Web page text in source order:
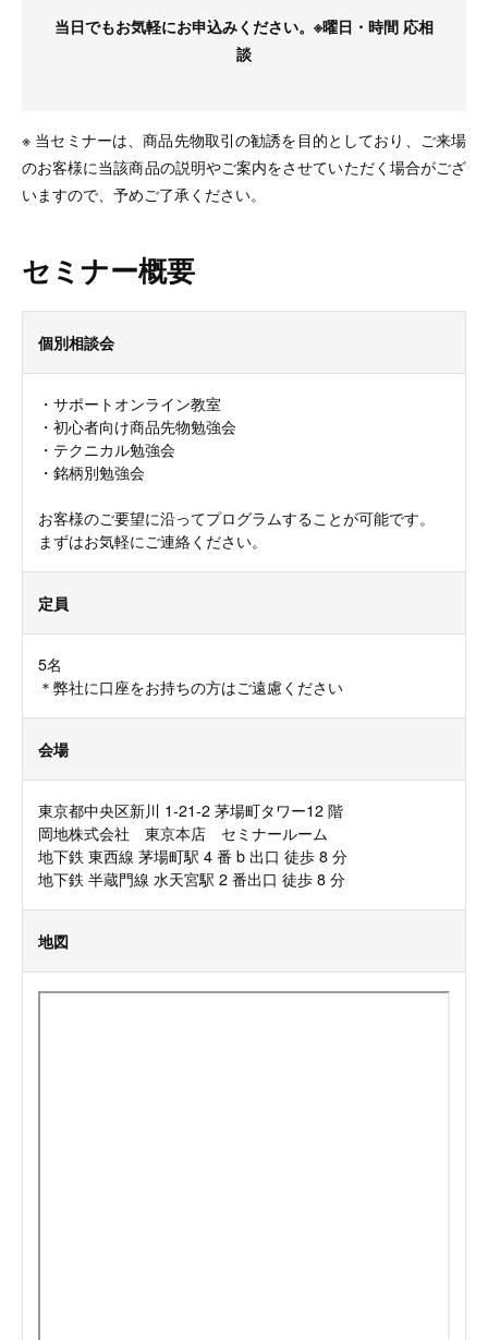
当日でもお気軽にお申込みください。※曜日・時間 応相
談
※ 当セミナーは、商品先物取引の勧誘を目的としており、ご来場
のお客様に当該商品の説明やご案内をさせていただく場合がござ
いますので、予めご了承ください。
セミナー概要
個別相談会
・サポートオンライン教室
・初心者向け商品先物勉強会
・テクニカル勉強会
・銘柄別勉強会
お客様のご要望に沿ってプログラムすることが可能です。
まずはお気軽にご連絡ください。
定員
5名
＊弊社に口座をお持ちの方はご遠慮ください
会場
東京都中央区新川 1-21-2 茅場町タワー12 階
岡地株式会社 東京本店 セミナールーム
地下鉄 東西線 茅場町駅 4 番 b 出口 徒歩 8 分
地下鉄 半蔵門線 水天宮駅 2 番出口 徒歩 8 分
地図